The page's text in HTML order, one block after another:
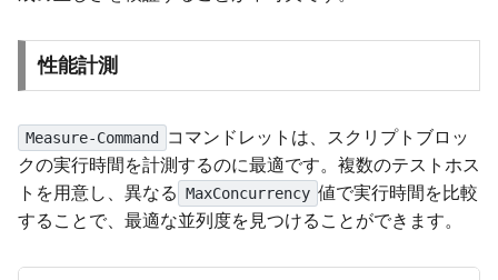
性能計測
Measure-Command
コマンドレットは、スクリプトブロッ
クの実行時間を計測するのに最適です。複数のテストホス
トを用意し、異なる MaxConcurrency 値で実行時間を比較
することで、最適な並列度を見つけることができます。